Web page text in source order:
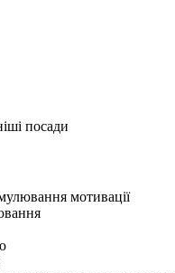
посади
мотивації